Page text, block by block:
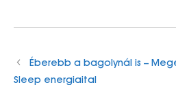
Éberebb a bagolynál is –
Sleep energiaital